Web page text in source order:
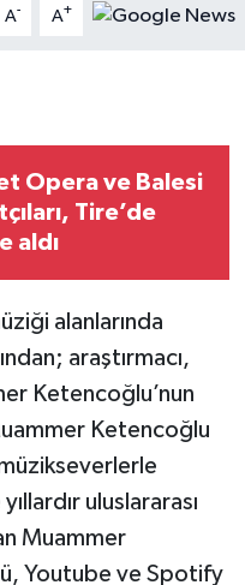
A- A+
Opera ve Balesi
Tire’de
aldı
alanlarında
araştırmacı,
Ketencoğlu’nun
Ketencoğlu
uluslararası
Muammer
Youtube ve Spotify